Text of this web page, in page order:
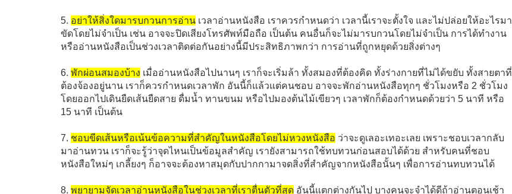
5. อย่าให้สิ่งใดมารบกวนการอ่าน เวลาอ่านหนังสือ เราควรกำหนดว่า เวลานี้เราจะตั้งใจ และไม่ปล่อยให้อะไรมา
ขัดโดยไม่จำเป็น เช่น อาจจะปิดเสียงโทรศัพท์มือถือ เป็นต้น คนอื่นก็จะไม่มารบกวนโดยไม่จำเป็น การได้ทำงาน
หรืออ่านหนังสือเป็นช่วงเวลาติดต่อกันอย่างนี้มีประสิทธิภาพกว่า การอ่านที่ถูกหยุดด้วยสิ่งต่างๆ
6. พักผ่อนสมองบ้าง เมื่ออ่านหนังสือไปนานๆ เราก็จะเริ่มล้า ทั้งสมองที่ต้องคิด ทั้งร่างกายที่ไม่ได้ขยับ ทั้งสายตาที่
ต้องจ้องอยู่นาน เราก็ควรกำหนดเวลาพัก อันนี้ก็แล้วแต่คนชอบ อาจจะพักอ่านหนังสือทุกๆ ชั่วโมงหรือ 2 ชั่วโมง
โดยออกไปเดินยืดเส้นยืดสาย ดื่มน้ำ ทานขนม หรือไปมองต้นไม้เขียวๆ เวลาพักก็ต้องกำหนดด้วยว่า 5 นาที หรือ
15 นาที เป็นต้น
7. ชอบขีดเส้นหรือเน้นข้อความที่สำคัญในหนังสือโดยไม่หวงหนังสือ ว่าจะดูเลอะเทอะเลย เพราะชอบเวลากลับ
มาอ่านทวน เราก็จะรู้ว่าจุดไหนเป็นข้อมูลสำคัญ เรายังสามารถใช้ทบทวนก่อนสอบได้ด้วย สำหรับคนที่ชอบ
หนังสือใหม่ๆ เกลี้ยงๆ ก็อาจจะต้องหาสมุดกับปากกามาจดสิ่งที่สำคัญจากหนังสือนั้นๆ เพื่อการอ่านทบทวนได้
8. พยายามจัดเวลาอ่านหนังสือในช่วงเวลาที่เราตื่นตัวที่สุด อันนี้แตกต่างกันไป บางคนจะจำได้ดีถ้าอ่านตอนเช้า